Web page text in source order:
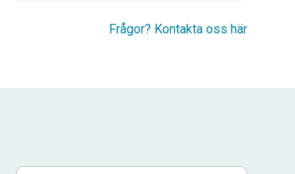
Frågor? Kontakta oss här